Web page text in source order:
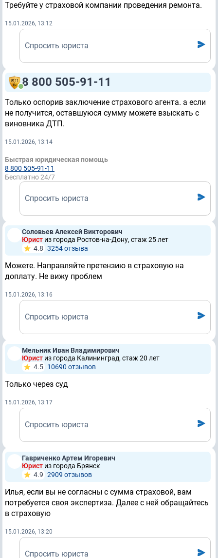
Требуйте у страховой компании проведения ремонта.
15.01.2026, 13:12
Спросить юриста
8 800 505-91-11
Только оспорив заключение страхового агента. а если
не получится, оставшуюся сумму можете взыскать с
виновника ДТП.
15.01.2026, 13:14
Быстрая юридическая помощь
8 800 505-91-11
Бесплатно 24/7
Спросить юриста
Соловьев Алексей Викторович
Юрист из города Ростов-на-Дону, стаж 25 лет
4.8 3254 отзывa
Можете. Направляйте претензию в страховую на
доплату. Не вижу проблем
15.01.2026, 13:16
Спросить юриста
Мельник Иван Владимирович
Юрист из города Калининград, стаж 20 лет
4.5 10690 отзывов
Только через суд
15.01.2026, 13:17
Спросить юриста
Гавриченко Артем Игоревич
Юрист из города Брянск
4.9 2909 отзывов
Илья, если вы не согласны с сумма страховой, вам
потребуется своя экспертиза. Далее с ней обращайтесь
в страховую
15.01.2026, 13:20
Спросить юриста